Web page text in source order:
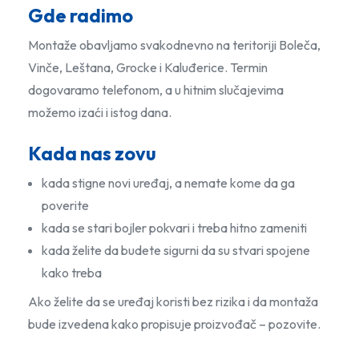
Gde radimo
Montaže obavljamo svakodnevno na teritoriji Boleča,
Vinče, Leštana, Grocke i Kaluđerice. Termin
dogovaramo telefonom, a u hitnim slučajevima
možemo izaći i istog dana.
Kada nas zovu
kada stigne novi uređaj, a nemate kome da ga
poverite
kada se stari bojler pokvari i treba hitno zameniti
kada želite da budete sigurni da su stvari spojene
kako treba
Ako želite da se uređaj koristi bez rizika i da montaža
bude izvedena kako propisuje proizvođač – pozovite.